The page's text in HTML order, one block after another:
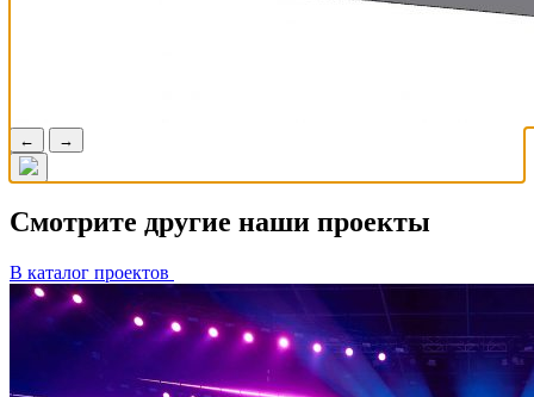
← →
Смотрите другие наши проекты
В каталог проектов